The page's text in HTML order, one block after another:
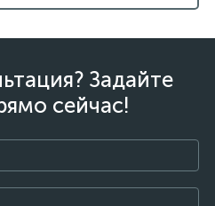
Задайте
сейчас!